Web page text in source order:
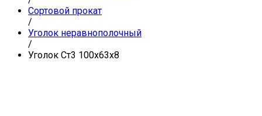
Сортовой прокат
/
Уголок неравнополочный
/
Уголок Ст3 100х63х8